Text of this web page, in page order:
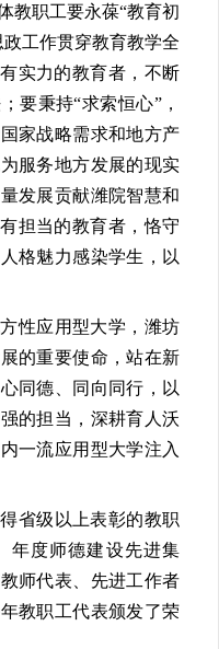
教职工要永葆“教育初
工作贯穿教育教学全
实力的教育者，不断
要秉持“求索恒心”，
家战略需求和地方产
服务地方发展的现实
发展贡献潍院智慧和
担当的教育者，恪守
格魅力感染学生，以
性应用型大学，潍坊
的重要使命，站在新
同德、同向同行，以
的担当，深耕育人沃
一流应用型大学注入
省级以上表彰的教职
年度师德建设先进集
师代表、先进工作者
教职工代表颁发了荣